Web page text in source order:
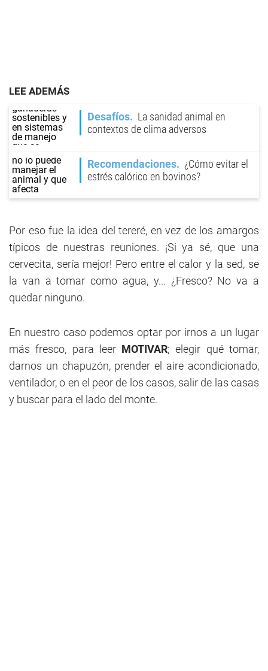
LEE ADEMÁS
Desafíos
La sanidad animal en
contextos de clima adversos
Recomendaciones
¿Cómo evitar el
estrés calórico en bovinos?
Por eso fue la idea del tereré, en vez de los amargos
típicos de nuestras reuniones. ¡Si ya sé, que una
cervecita, sería mejor! Pero entre el calor y la sed, se
la van a tomar como agua, y... ¿Fresco? No va a
quedar ninguno.
En nuestro caso podemos optar por irnos a un lugar
más fresco, para leer MOTIVAR; elegir qué tomar,
darnos un chapuzón, prender el aire acondicionado,
ventilador, o en el peor de los casos, salir de las casas
y buscar para el lado del monte.